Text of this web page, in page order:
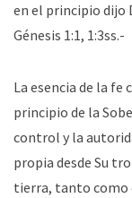
en el principio dijo
Génesis 1:1, 1:3ss.-
La esencia de la
principio de la
control y la
propia desde Su
tierra, tanto como